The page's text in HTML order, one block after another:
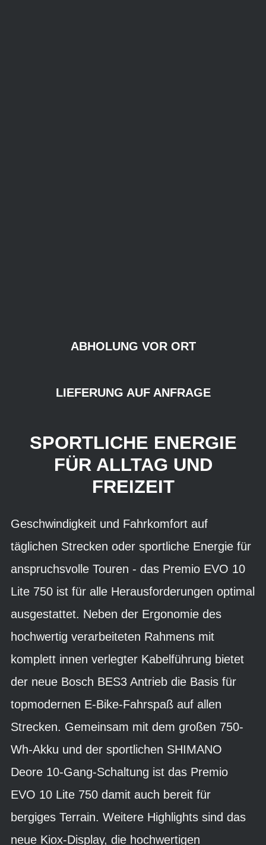
ABHOLUNG VOR ORT
LIEFERUNG AUF ANFRAGE
SPORTLICHE ENERGIE
FÜR ALLTAG UND
FREIZEIT
Geschwindigkeit und Fahrkomfort auf
täglichen Strecken oder sportliche Energie für
anspruchsvolle Touren - das Premio EVO 10
Lite 750 ist für alle Herausforderungen optimal
ausgestattet. Neben der Ergonomie des
hochwertig verarbeiteten Rahmens mit
komplett innen verlegter Kabelführung bietet
der neue Bosch BES3 Antrieb die Basis für
topmodernen E-Bike-Fahrspaß auf allen
Strecken. Gemeinsam mit dem großen 750-
Wh-Akku und der sportlichen SHIMANO
Deore 10-Gang-Schaltung ist das Premio
EVO 10 Lite 750 damit auch bereit für
bergiges Terrain. Weitere Highlights sind das
neue Kiox-Display, die hochwertigen